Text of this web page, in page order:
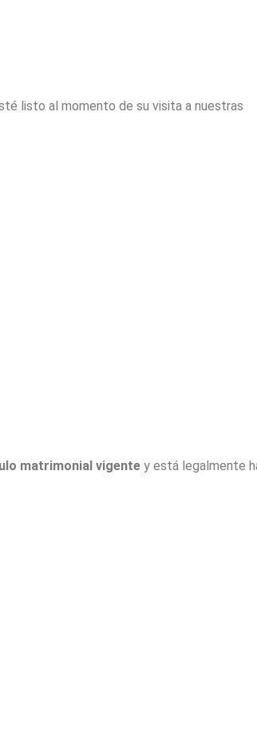
listo al momento de su visita a nuestras
matrimonial vigente y está legalmente